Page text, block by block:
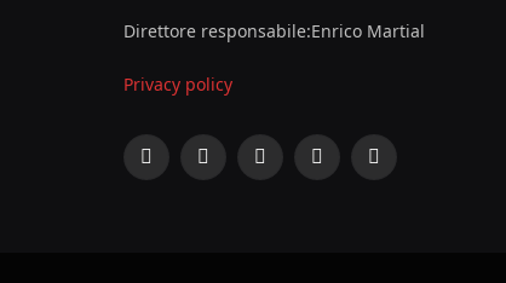
Direttore responsabile:Enrico Martial
Privacy policy
Facebook
X
InstagramYouTubeLinkedIn